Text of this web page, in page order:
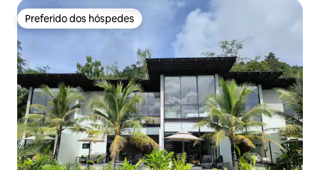
Preferido dos hóspedes
Preferido dos hóspedes